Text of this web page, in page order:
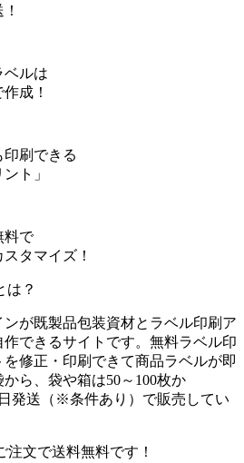
ベルは
成！
刷できる
ト」
料で
タマイズ！
は？
が既製品包装資材とラベル印刷ア
できるサイトです。無料ラベル印
修正・印刷できて商品ラベルが即
ら、袋や箱は50～100枚か
発送 （※条件あり） で販売してい
注文で送料無料です！